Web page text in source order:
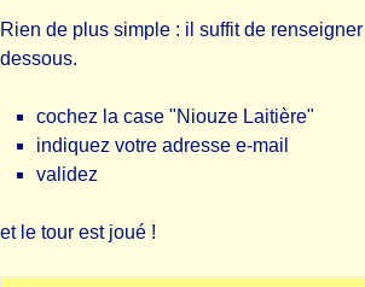
Rien de plus simple : il suffit de
dessous.
cochez la case "Niouze Laitière"
indiquez votre adresse e-mail
validez
et le tour est joué !